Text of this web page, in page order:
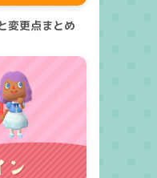
変更点まとめ